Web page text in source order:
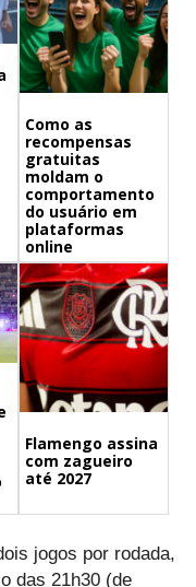
Como as
recompensas
gratuitas
moldam o
comportamento
do usuário em
plataformas
online
Flamengo assina
com zagueiro
até 2027
jogos por rodada,
das 21h30 (de